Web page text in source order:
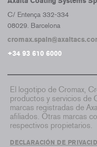
C/ Entença 332-334
08029. Barcelona
+34 93 610 6000
El logotipo de Cromax,
productos y servicios de
marcas registradas de
afiliados. Otras marcas
respectivos propietarios.
DECLARACIÓN DE